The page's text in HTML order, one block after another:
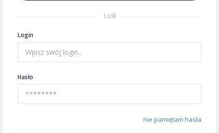
LUB
Login
Hasło
nie pamiętam hasła